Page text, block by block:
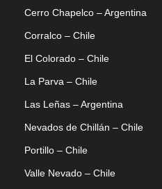
Cerro Chapelco – Argentina
Corralco – Chile
El Colorado – Chile
La Parva – Chile
Las Leñas – Argentina
Nevados de Chillán – Chile
Portillo – Chile
Valle Nevado – Chile